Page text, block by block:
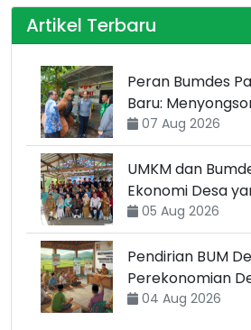
Artikel Terbaru
Peran Bumdes
Baru:
Transformasi
07 Aug 2026
UMKM dan
Ekonomi Desa
05 Aug 2026
Pendirian BUM
Perekonomian
Berkelanjutan
04 Aug 2026